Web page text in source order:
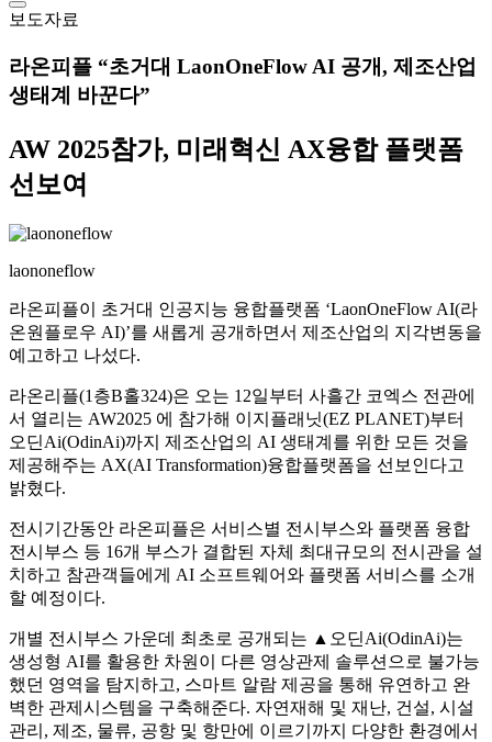
보도자료
라온피플 “초거대 LaonOneFlow AI 공개, 제조산업
생태계 바꾼다”
AW 2025참가, 미래혁신 AX융합 플랫폼
선보여
laononeflow
라온피플이 초거대 인공지능 융합플랫폼 ‘LaonOneFlow AI(라
온원플로우 AI)’를 새롭게 공개하면서 제조산업의 지각변동을
예고하고 나섰다.
라온리플(1층B홀324)은 오는 12일부터 사흘간 코엑스 전관에
서 열리는 AW2025 에 참가해 이지플래닛(EZ PLANET)부터
오딘Ai(OdinAi)까지 제조산업의 AI 생태계를 위한 모든 것을
제공해주는 AX(AI Transformation)융합플랫폼을 선보인다고
밝혔다.
전시기간동안 라온피플은 서비스별 전시부스와 플랫폼 융합
전시부스 등 16개 부스가 결합된 자체 최대규모의 전시관을 설
치하고 참관객들에게 AI 소프트웨어와 플랫폼 서비스를 소개
할 예정이다.
개별 전시부스 가운데 최초로 공개되는 ▲오딘Ai(OdinAi)는
생성형 AI를 활용한 차원이 다른 영상관제 솔루션으로 불가능
했던 영역을 탐지하고, 스마트 알람 제공을 통해 유연하고 완
벽한 관제시스템을 구축해준다. 자연재해 및 재난, 건설, 시설
관리, 제조, 물류, 공항 및 항만에 이르기까지 다양한 환경에서